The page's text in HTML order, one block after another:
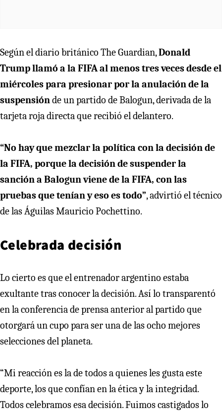
Según el diario británico The Guardian,Donald
Trump llamó a la FIFA al menos tres veces desde el
miércoles para presionar por la anulación de la
suspensiónde un partido de Balogun, derivada de la
tarjeta roja directa que recibió el delantero.
“No hay que mezclar la política con la decisión de
la FIFA, porque la decisión de suspender la
sanción a Balogun viene de la FIFA, con las
pruebas que tenían y eso es todo”, advirtió el técnico
de las Águilas Mauricio Pochettino.
Celebrada decisión
Lo cierto es que el entrenador argentino estaba
exultante tras conocer la decisión. Así lo transparentó
en la conferencia de prensa anterior al partido que
otorgará un cupo para ser una de las ocho mejores
selecciones del planeta.
“Mi reacción es la de todos a quienes les gusta este
deporte, los que confían en la ética y la integridad.
Todos celebramos esa decisión. Fuimos castigados lo